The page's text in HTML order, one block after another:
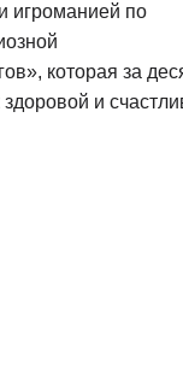
игроманией по
которая за
и